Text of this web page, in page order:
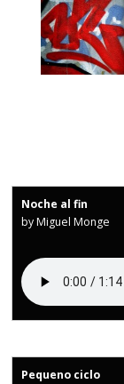
Noche al fin
by Miguel Monge
Pequeno ciclo